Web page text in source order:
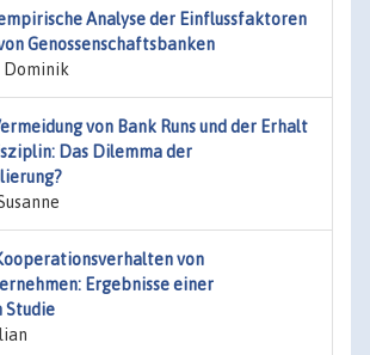
Analyse der Einflussfaktoren
Genossenschaftsbanken
von Bank Runs und der Erhalt
Das Dilemma der
von
Ergebnisse einer
Studie